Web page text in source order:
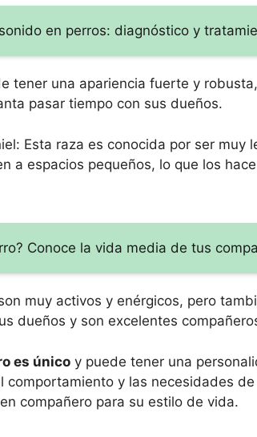
en perros: diagnóstico y
tener una apariencia fuerte y
pasar tiempo con sus dueños.
Esta raza es conocida por ser muy
a espacios pequeños, lo que los
Conoce la vida media de tus
muy activos y enérgicos, pero
dueños y son excelentes
es único y puede tener una
comportamiento y las necesidades
compañero para su estilo de vida.